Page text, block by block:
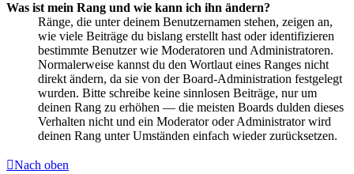
Was ist mein Rang und wie kann ich ihn ändern?
Ränge, die unter deinem Benutzernamen stehen, zeigen an,
wie viele Beiträge du bislang erstellt hast oder identifizieren
bestimmte Benutzer wie Moderatoren und Administratoren.
Normalerweise kannst du den Wortlaut eines Ranges nicht
direkt ändern, da sie von der Board-Administration festgelegt
wurden. Bitte schreibe keine sinnlosen Beiträge, nur um
deinen Rang zu erhöhen — die meisten Boards dulden dieses
Verhalten nicht und ein Moderator oder Administrator wird
deinen Rang unter Umständen einfach wieder zurücksetzen.
Nach oben